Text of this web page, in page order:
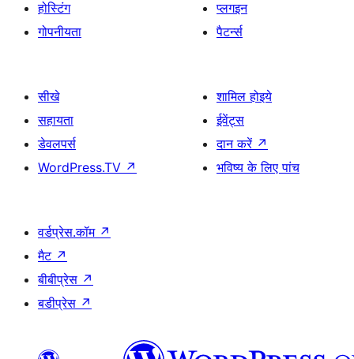
होस्टिंग
गोपनीयता
प्लगइन
पैटर्न्स
सीखे
सहायता
डेवलपर्स
WordPress.TV ↗
शामिल होइये
ईवेंट्स
दान करें ↗
भविष्य के लिए पांच
वर्डप्रेस.कॉम ↗
मैट ↗
बीबीप्रेस ↗
बडीप्रेस ↗